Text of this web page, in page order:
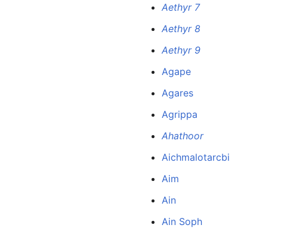
Aethyr 7
Aethyr 8
Aethyr 9
Agape
Agares
Agrippa
Ahathoor
Aichmalotarcbi
Aim
Ain
Ain Soph